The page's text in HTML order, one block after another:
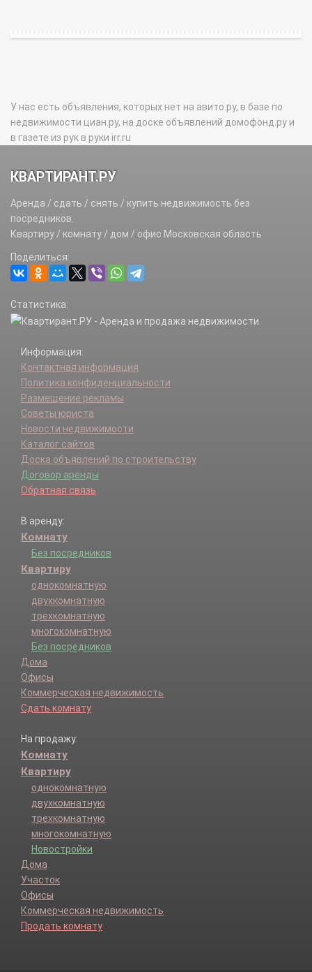
У нас есть объявления, которых нет на авито.ру, в базе по
недвижимости циан.ру, на доске объявлений домофонд.ру и
в газете из рук в руки irr.ru
КВАРТИРАНТ.РУ
Аренда / сдать / снять / купить недвижимость без
посредников.
Квартиру / комнату / дом / офис Московская область
Поделиться:
Статистика:
Информация:
Контактная информация
Политика конфиденциальности
Размещение рекламы
Советы юриста
Новости недвижимости
Каталог сайтов
Доска объявлений по строительству
Договор аренды
Обратная связь
В аренду:
Комнату
Без посредников
Квартиру
однокомнатную
двухкомнатную
трехкомнатную
многокомнатную
Без посредников
Дома
Офисы
Коммерческая недвижимость
Сдать комнату
На продажу:
Комнату
Квартиру
однокомнатную
двухкомнатную
трехкомнатную
многокомнатную
Новостройки
Дома
Участок
Офисы
Коммерческая недвижимость
Продать комнату